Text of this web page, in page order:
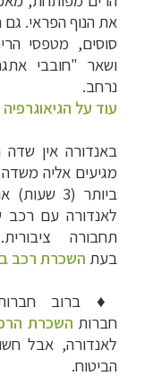
את הנוף הפראי. גם
סוסים, מטפסי
ושאר "חובבי
נרחב.
עוד על
באנדורה אין שדה
מגיעים אליה
ביותר (3 שעות) או
לאנדורה עם רכב
תחבורה
בעת השכרת רכב
♦ ברוב
חברות השכרת
לאנדורה, אבל
הביטוח.